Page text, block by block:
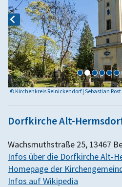
© Kirchenkreis Reinickendorf | Sebastian Rost
Dorfkirche Alt-
Wachsmuthstraße 25, 13467
Infos über die Dorfkirche Alt-
Homepage der
Infos auf Wikipedia